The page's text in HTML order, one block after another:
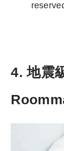
4. 地震